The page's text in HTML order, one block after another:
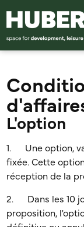
L'option
1. Une option,
fixée. Cette
réception de la
2. Dans les 10
proposition,